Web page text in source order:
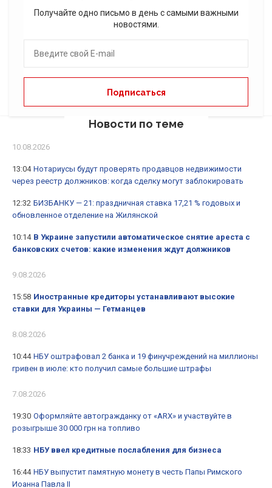
Получайте одно письмо в день с самыми важными
новостями.
Новости по теме
10.08.2026
13:04 Нотариусы будут проверять продавцов недвижимости
через реестр должников: когда сделку могут заблокировать
12:32 БИЗБАНКУ — 21: праздничная ставка 17,21 % годовых и
обновленное отделение на Жилянской
10:14 В Украине запустили автоматическое снятие ареста с
банковских счетов: какие изменения ждут должников
9.08.2026
15:58 Иностранные кредиторы устанавливают высокие
ставки для Украины — Гетманцев
8.08.2026
10:44 НБУ оштрафовал 2 банка и 19 финучреждений на миллионы
гривен в июле: кто получил самые большие штрафы
7.08.2026
19:30 Оформляйте автогражданку от «ARX» и участвуйте в
розыгрыше 30 000 грн на топливо
18:33 НБУ ввел кредитные послабления для бизнеса
16:44 НБУ выпустит памятную монету в честь Папы Римского
Иоанна Павла II